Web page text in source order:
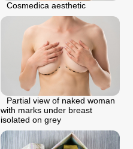
Cosmedica aesthetic
Partial view of naked woman
with marks under breast
isolated on grey